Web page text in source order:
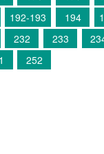
192-193 194
232 233
252